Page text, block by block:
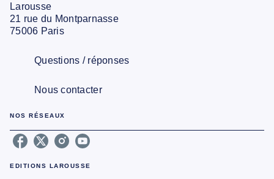
Larousse
21 rue du Montparnasse
75006 Paris
Questions / réponses
Nous contacter
NOS RÉSEAUX
EDITIONS LAROUSSE